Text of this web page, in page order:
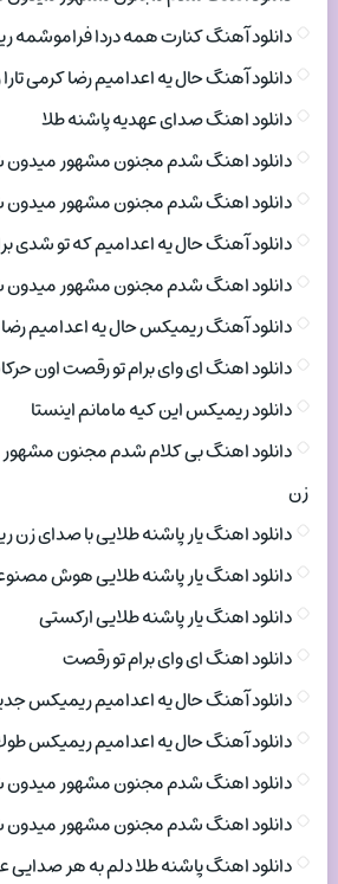
دانلود آهنگ کنارت همه دردا
دانلود آهنگ حال یه اعدامیم رضا کرمی
دانلود اهنگ صدای عهدیه پاشنه طلا
دانلود اهنگ شدم مجنون مشهور
دانلود اهنگ شدم مجنون مشهور میدون
دانلود آهنگ حال یه اعدامیم که تو شدی
دانلود اهنگ شدم مجنون مشهور
دانلود آهنگ ریمیکس حال یه اعدامیم رضا
دانلود اهنگ ای وای برام تو رقصت اون
دانلود ریمیکس این کیه مامانم اینستا
دانلود اهنگ بی کلام شدم مجنون
زن
دانلود اهنگ یار پاشنه طلایی با صدای
دانلود اهنگ یار پاشنه طلایی هوش
دانلود اهنگ یار پاشنه طلایی ارکستی
دانلود اهنگ ای وای برام تو رقصت
دانلود آهنگ حال یه اعدامیم ریمیکس
دانلود آهنگ حال یه اعدامیم ریمیکس
دانلود اهنگ شدم مجنون مشهور میدون
دانلود اهنگ شدم مجنون مشهور
دانلود اهنگ پاشنه طلا دلم به هر